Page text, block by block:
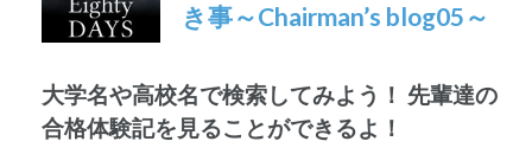
き事～Chairman’s blog05～
大学名や高校名で検索してみよう！ 先輩達の
合格体験記を見ることができるよ！